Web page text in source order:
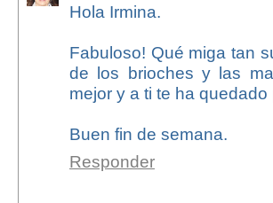
Hola Irmina.
Fabuloso! Qué miga tan
de los brioches y las
mejor y a ti te ha quedado
Buen fin de semana.
Responder